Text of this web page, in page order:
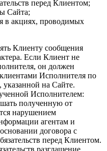
перед Клиентом;
Сайта;
в акциях, проводимых
Клиенту сообщения
Если Клиент не
он должен
Исполнителя по
указанной на Сайте.
Исполнителем:
полученную от
нарушением
агентам и
договора с
перед Клиентом.
разглашение